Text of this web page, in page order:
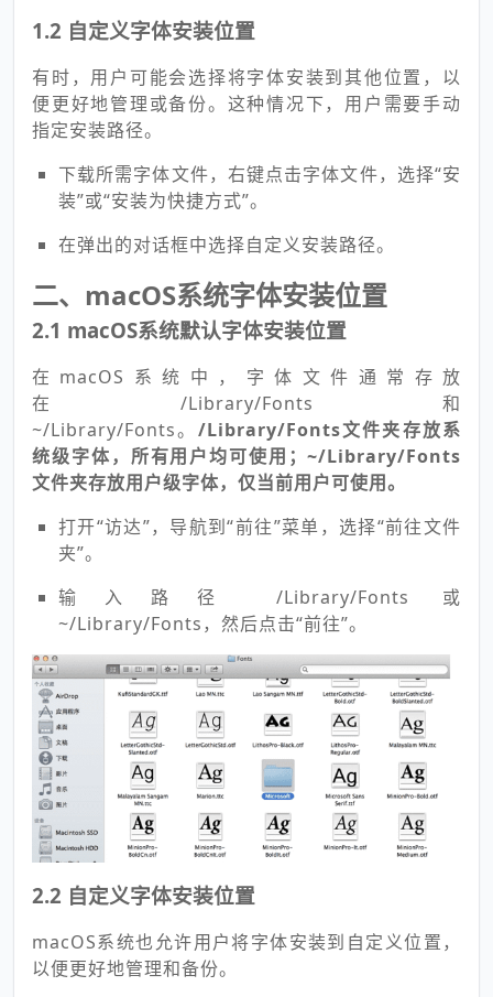
1.2 自定义字体安装位置
有时，用户可能会选择将字体安装到其他位置，以
便更好地管理或备份。这种情况下，用户需要手动
指定安装路径。
下载所需字体文件，右键点击字体文件，选择“安
装”或“安装为快捷方式”。
在弹出的对话框中选择自定义安装路径。
二、macOS系统字体安装位置
2.1 macOS系统默认字体安装位置
在macOS系统中，字体文件通常存放
在/Library/Fonts和
~/Library/Fonts。 /Library/Fonts文件夹存放系
统级字体，所有用户均可使用；~/Library/Fonts
文件夹存放用户级字体，仅当前用户可使用。
打开“访达”，导航到“前往”菜单，选择“前往文件
夹”。
输入路径 /Library/Fonts 或
~/Library/Fonts，然后点击“前往”。
2.2 自定义字体安装位置
macOS系统也允许用户将字体安装到自定义位置，
以便更好地管理和备份。